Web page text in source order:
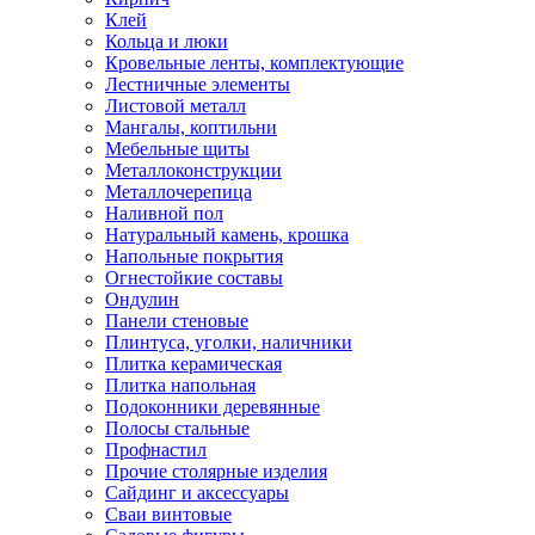
Клей
Кольца и люки
Кровельные ленты, комплектующие
Лестничные элементы
Листовой металл
Мангалы, коптильни
Мебельные щиты
Металлоконструкции
Металлочерепица
Наливной пол
Натуральный камень, крошка
Напольные покрытия
Огнестойкие составы
Ондулин
Панели стеновые
Плинтуса, уголки, наличники
Плитка керамическая
Плитка напольная
Подоконники деревянные
Полосы стальные
Профнастил
Прочие столярные изделия
Сайдинг и аксессуары
Сваи винтовые